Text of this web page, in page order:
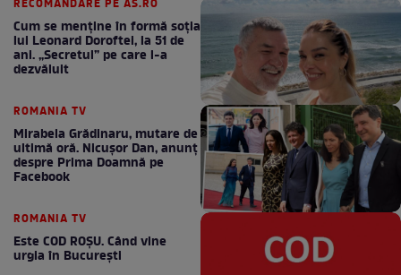
RECOMANDARE PE AS.RO
Cum se menţine în formă soţia
lui Leonard Doroftei, la 51 de
ani. „Secretul” pe care l-a
dezvăluit
ROMANIA TV
Mirabela Grădinaru, mutare de
ultimă oră. Nicuşor Dan, anunţ
despre Prima Doamnă pe
Facebook
ROMANIA TV
Este COD ROŞU. Când vine
urgia în Bucureşti